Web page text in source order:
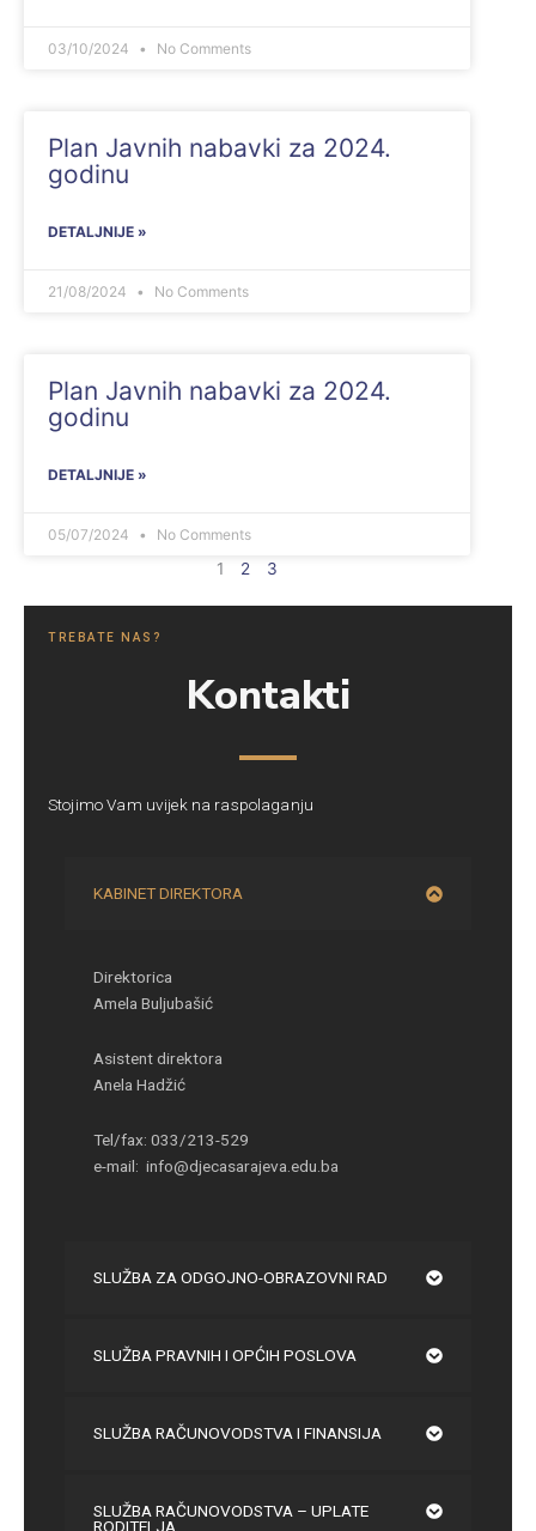
03/10/2024 No Comments
Plan Javnih nabavki za 2024.
godinu
DETALJNIJE »
21/08/2024 No Comments
Plan Javnih nabavki za 2024.
godinu
DETALJNIJE »
05/07/2024 No Comments
1 2 3
TREBATE NAS?
Kontakti
Stojimo Vam uvijek na raspolaganju
KABINET DIREKTORA
Direktorica
Amela Buljubašić
Asistent direktora
Anela Hadžić
Tel/fax: 033/213-529
e-mail: info@djecasarajeva.edu.ba
SLUŽBA ZA ODGOJNO-OBRAZOVNI RAD
SLUŽBA PRAVNIH I OPĆIH POSLOVA
SLUŽBA RAČUNOVODSTVA I FINANSIJA
SLUŽBA RAČUNOVODSTVA – UPLATE
RODITELJA